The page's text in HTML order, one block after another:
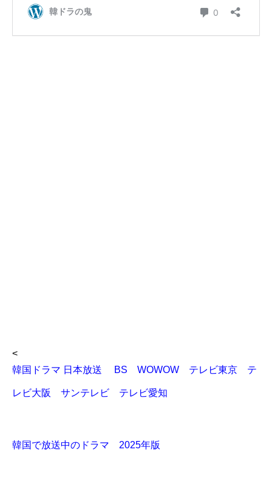
<
韓国ドラマ 日本放送 BS WOWOW テレビ東京 テ
レビ大阪 サンテレビ テレビ愛知
韓国で放送中のドラマ 2025年版